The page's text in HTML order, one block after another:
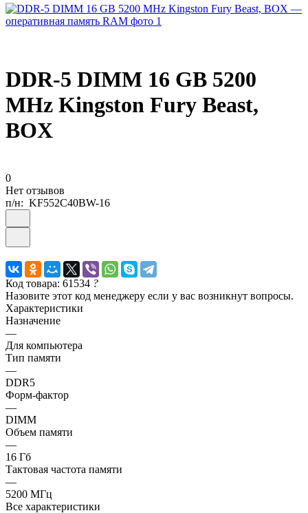
DDR-5 DIMM 16 GB 5200
MHz Kingston Fury Beast,
BOX
0
Нет отзывов
п/н: KF552C40BW-16
Код товара: 61534 ?
Назовите этот код менеджеру если у вас возникнут вопросы.
Характеристики
Назначение
—
Для компьютера
Тип памяти
—
DDR5
Форм-фактор
—
DIMM
Объем памяти
—
16 Гб
Тактовая частота памяти
—
5200 МГц
Все характеристики